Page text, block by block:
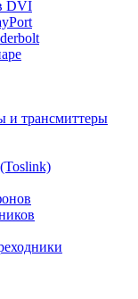
DVI
и трансмиттеры